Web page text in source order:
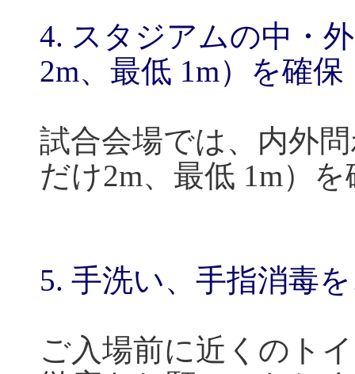
4. スタジアムの中・
2m、最低 1m）を確保
試合会場では、内外
だけ2m、最低 1m）
5. 手洗い、手指消毒
ご入場前に近くのト